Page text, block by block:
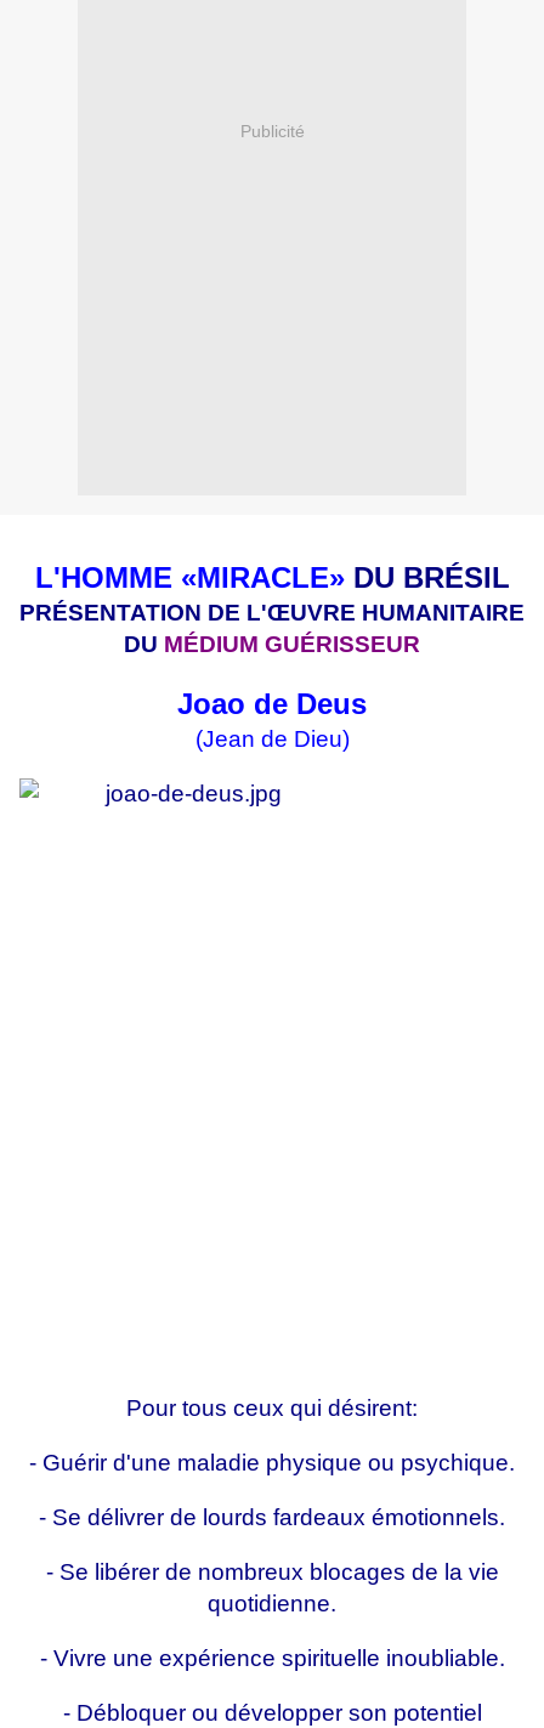
Publicité
L'HOMME «MIRACLE»DU BRÉSIL
PRÉSENTATION DE L'ŒUVRE HUMANITAIRE
DU MÉDIUM GUÉRISSEUR
Joao de Deus
(Jean de Dieu)
Pour tous ceux qui désirent:
- Guérir d'une maladie physique ou psychique.
- Se délivrer de lourds fardeaux émotionnels.
- Se libérer de nombreux blocages de la vie
quotidienne.
- Vivre une expérience spirituelle inoubliable.
- Débloquer ou développer son potentiel